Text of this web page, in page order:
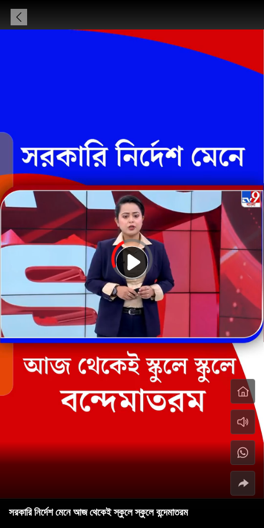
সরকারি নির্দেশ মেনে আজ থেকেই স্কুলে স্কুলে বন্দেমাতরম